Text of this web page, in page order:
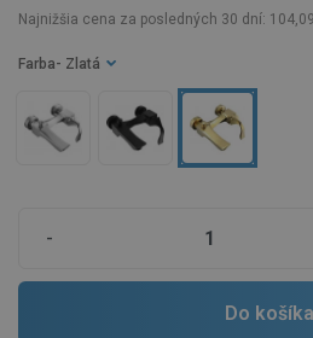
Najnižšia cena za posledných 30 dní:
Farba - Zlatá
-
Do košíka